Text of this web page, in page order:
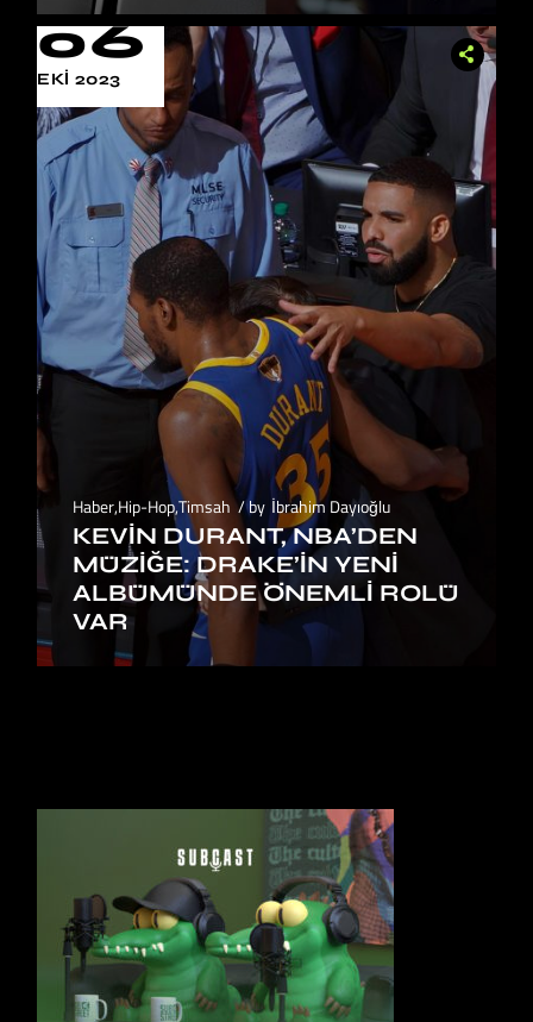
06
EKI 2023
Haber,Hip-Hop,Timsah by İbrahim Dayıoğlu
KEVIN DURANT, NBA’DEN
MÜZIĞE: DRAKE’IN YENI
ALBÜMÜNDE ÖNEMLI ROLÜ
VAR